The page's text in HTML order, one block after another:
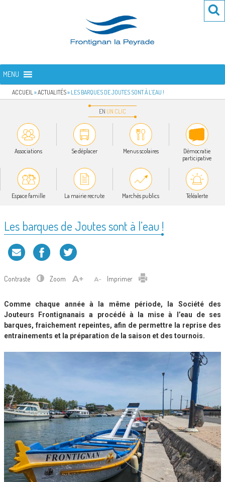
FRONTIGNAN LA PEYRADE
MENU
ACCUEIL »ACTUALITÉS» LES BARQUES DE JOUTES SONT À L’EAU !
EN UN CLIC
Associations Se déplacer Menus scolaires
Démocratie
participative
Espace famille La mairie recrute Marchés publics Téléalerte
Les barques de Joutes sont à l’eau !
Contraste Zoom Imprimer
Comme chaque année à la même période, la Société des
Jouteurs Frontignanais a procédé à la mise à l’eau de ses
barques, fraichement repeintes, afin de permettre la reprise des
entrainements et la préparation de la saison et des tournois.